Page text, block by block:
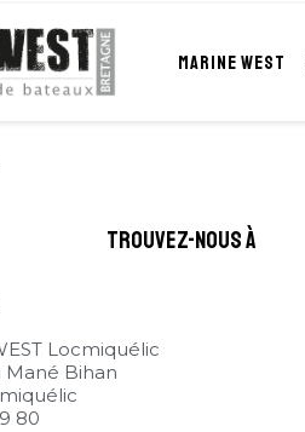
MARINE WEST
trouvez-nous à
Locmiquélic
Mané Bihan
80